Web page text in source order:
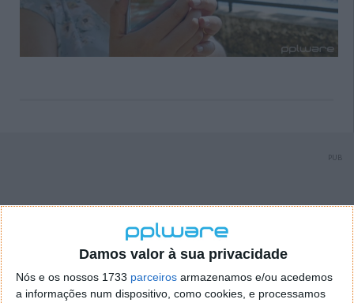
Damos valor à sua privacidade
Nós e os nossos 1733 parceiros armazenamos e/ou acedemos
a informações num dispositivo, como cookies, e processamos
PUB